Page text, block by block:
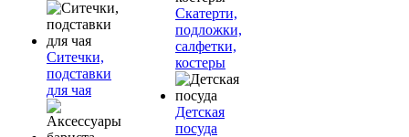
Ситечки,
подставки
для чая
Скатерти,
подложки,
салфетки,
костеры
Детская
посуда